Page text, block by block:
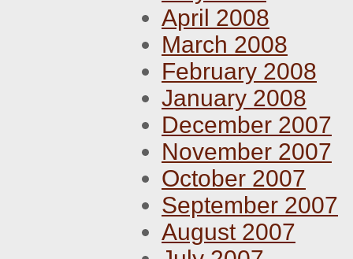
April 2008
March 2008
February 2008
January 2008
December 2007
November 2007
October 2007
September 2007
August 2007